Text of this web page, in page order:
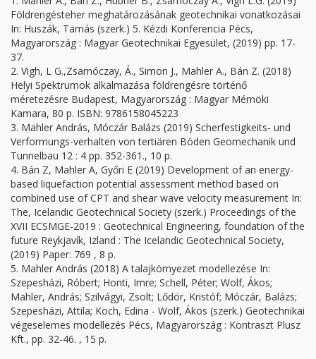
Földrengésteher meghatározásának geotechnikai vonatkozásai
In: Huszák, Tamás (szerk.) 5. Kézdi Konferencia Pécs,
Magyarország : Magyar Geotechnikai Egyesület, (2019) pp. 17-
37.
2. Vigh, L G.,Zsarnóczay, Á., Simon J., Mahler A., Bán Z. (2018)
Helyi Spektrumok alkalmazása földrengésre történő
méretezésre Budapest, Magyarország : Magyar Mérnöki
Kamara, 80 p. ISBN: 9786158045223
3. Mahler András, Móczár Balázs (2019) Scherfestigkeits‐ und
Verformungs-verhalten von tertiären Böden Geomechanik und
Tunnelbau 12 : 4 pp. 352-361., 10 p.
4. Bán Z, Mahler A, Győri E (2019) Development of an energy-
based liquefaction potential assessment method based on
combined use of CPT and shear wave velocity measurement In:
The, Icelandic Geotechnical Society (szerk.) Proceedings of the
XVII ECSMGE-2019 : Geotechnical Engineering, foundation of the
future Reykjavík, Izland : The Icelandic Geotechnical Society,
(2019) Paper: 769 , 8 p.
5. Mahler András (2018) A talajkörnyezet modellezése In:
Szepesházi, Róbert; Honti, Imre; Schell, Péter; Wolf, Ákos;
Mahler, András; Szilvágyi, Zsolt; Lődör, Kristóf; Móczár, Balázs;
Szepesházi, Attila; Koch, Edina - Wolf, Ákos (szerk.) Geotechnikai
végeselemes modellezés Pécs, Magyarország : Kontraszt Plusz
Kft., pp. 32-46. , 15 p.